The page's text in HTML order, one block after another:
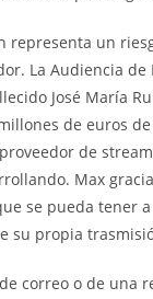
representa un
La Audiencia
José María
de euros
de
Max
se pueda tener
su propia
correo o de una